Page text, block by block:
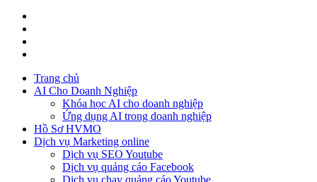
Trang chủ
AI Cho Doanh Nghiệp
Khóa học AI cho doanh nghiệp
Ứng dụng AI trong doanh nghiệp
Hồ Sơ HVMO
Dịch vụ Marketing online
Dịch vụ SEO Youtube
Dịch vụ quảng cáo Facebook
Dịch vụ chạy quảng cáo Youtube